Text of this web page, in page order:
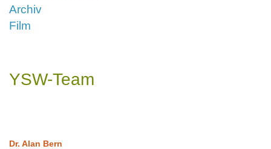
Archiv
Film
YSW-Team
Dr. Alan Bern